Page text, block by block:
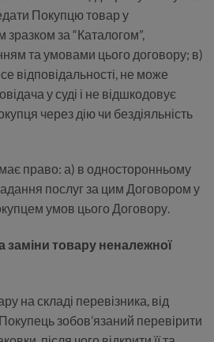
Покупцю товар у
зразком за “Каталогом”,
та умовами цього договору; в)
відповідальності, не може
у суді і не відшкодовує
через дію чи бездіяльність
має право: а) в односторонньому
послуг за цим Договором у
умов цього Договору.
товару неналежної
на складі перевізника, від
зобов’язаний перевірити